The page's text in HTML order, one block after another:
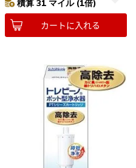
積算 31 マイル (1倍)
カートに入れる